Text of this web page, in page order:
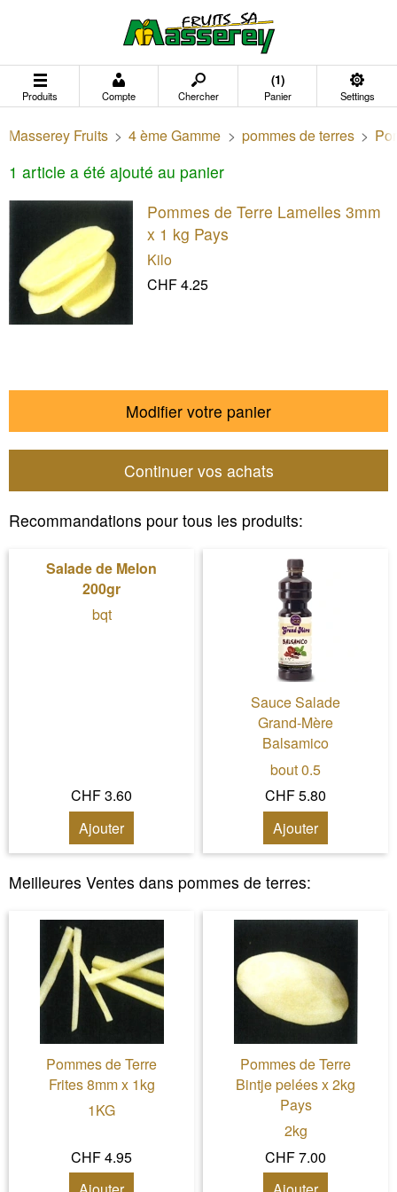
Produits Compte Chercher
(1)
Panier Settings
Masserey Fruits > 4 ème Gamme > pommes de terres >
1 article a été ajouté au panier
Pommes de Terre Lamelles 3mm
x 1 kg Pays
Kilo
CHF 4.25
Modifier votre panier
Continuer vos achats
Recommandations pour tous les produits:
Salade de Melon
200gr
bqt
CHF 3.60
Ajouter
Sauce Salade
Grand-Mère
Balsamico
bout 0.5
CHF 5.80
Ajouter
Meilleures Ventes dans pommes de terres:
Pommes de Terre
Frites 8mm x 1kg
1KG
CHF 4.95
Pommes de Terre
Bintje pelées x 2kg
Pays
2kg
CHF 7.00